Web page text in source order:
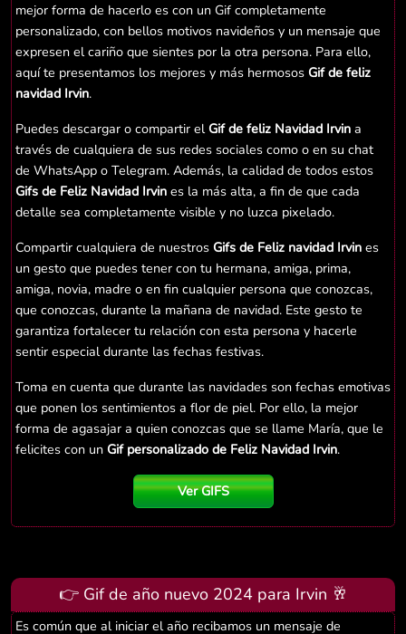
mejor forma de hacerlo es con un Gif completamente
personalizado, con bellos motivos navideños y un mensaje que
expresen el cariño que sientes por la otra persona. Para ello,
aquí te presentamos los mejores y más hermosos Gif de feliz
navidad Irvin.
Puedes descargar o compartir elGif de feliz Navidad Irvin a
través de cualquiera de sus redes sociales como o en su chat
de WhatsApp o Telegram. Además, la calidad de todos estos
Gifs de Feliz Navidad Irvin es la más alta, a fin de que cada
detalle sea completamente visible y no luzca pixelado.
Compartir cualquiera de nuestros Gifs de Feliz navidad Irvin es
un gesto que puedes tener con tu hermana, amiga, prima,
amiga, novia, madre o en fin cualquier persona que conozcas,
que conozcas, durante la mañana de navidad. Este gesto te
garantiza fortalecer tu relación con esta persona y hacerle
sentir especial durante las fechas festivas.
Toma en cuenta que durante las navidades son fechas emotivas
que ponen los sentimientos a flor de piel. Por ello, la mejor
forma de agasajar a quien conozcas que se llame María, que le
felicites con un Gif personalizado de Feliz Navidad Irvin.
Ver GIFS
👉 Gif de año nuevo 2024 para Irvin 🥂
Es común que al iniciar el año recibamos un mensaje de